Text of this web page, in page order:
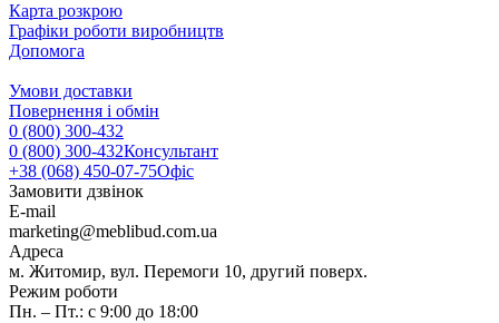
Карта розкрою
Графіки роботи виробництв
Допомога
Умови доставки
Повернення і обмін
0 (800) 300-432
0 (800) 300-432Консультант
+38 (068) 450-07-75Офіс
Замовити дзвінок
E-mail
marketing@meblibud.com.ua
Адреса
м. Житомир, вул. Перемоги 10, другий поверх.
Режим роботи
Пн. – Пт.: с 9:00 до 18:00